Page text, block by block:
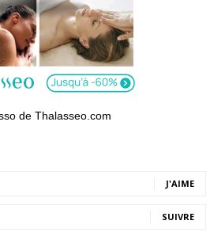
de Thalasseo.com
J'AIME
SUIVRE